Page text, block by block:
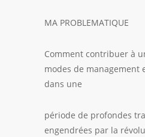
MA PROBLEMATIQUE
Comment contribuer à
modes de management
dans une
période de profondes
engendrées par la